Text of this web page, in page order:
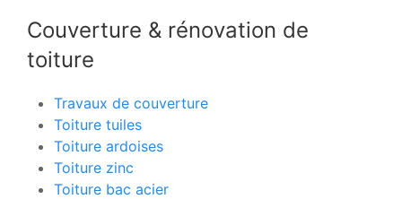
Couverture & rénovation de
toiture
Travaux de couverture
Toiture tuiles
Toiture ardoises
Toiture zinc
Toiture bac acier